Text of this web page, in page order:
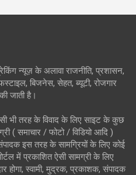
न्यूज़ के अलावा राजनीति, प्रशासन,
बिजनेस, सेहत, ब्यूटी, रोजगार
जाती है।
भी तरह के विवाद के लिए साइट के कुछ
( समाचार / फोटो / विडियो आदि )
इस तरह के सामग्रियों के लिए कोई
में प्रकाशित ऐसी सामग्री के लिए
होगा, स्वामी, मुद्रक, प्रकाशक, संपादक